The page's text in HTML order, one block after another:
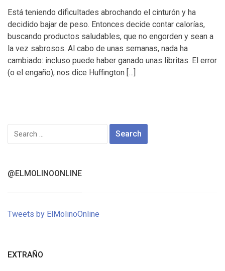
Está teniendo dificultades abrochando el cinturón y ha
decidido bajar de peso. Entonces decide contar calorías,
buscando productos saludables, que no engorden y sean a
la vez sabrosos. Al cabo de unas semanas, nada ha
cambiado: incluso puede haber ganado unas libritas. El error
(o el engaño), nos dice Huffington […]
Search
for:
@ELMOLINOONLINE
Tweets by ElMolinoOnline
EXTRAÑO